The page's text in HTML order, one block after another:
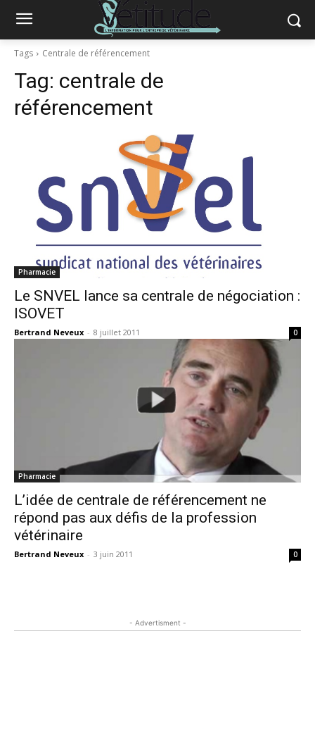
Tags Centrale de référencement
Tag: centrale de
référencement
Pharmacie
Le SNVEL lance sa centrale de négociation :
ISOVET
Bertrand Neveux - 8 juillet 2011 0
Pharmacie
L’idée de centrale de référencement ne
répond pas aux défis de la profession
vétérinaire
Bertrand Neveux - 3 juin 2011 0
- Advertisment -